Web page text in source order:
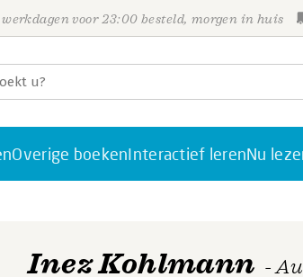
werkdagen voor 23:00 besteld, morgen in huis
Overige boekenInteractief lerenNu
Inez Kohlmann -